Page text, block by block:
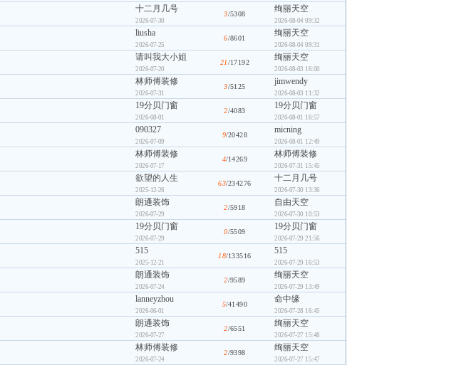
十二月几号
2026-07-30
3/5308 绚丽天空
2026-08-04 09:32
liusha
2026-07-25
6/8601 绚丽天空
2026-08-04 09:31
请叫我大小姐
2026-07-20
21/17192 绚丽天空
2026-08-03 16:00
林师傅装修
2026-07-31
3/5125 jimwendy
2026-08-03 11:32
19分贝门窗
2026-08-01
2/4083 19分贝门窗
2026-08-01 16:57
090327
2026-07-09
9/20428 micning
2026-08-01 12:49
林师傅装修
2026-07-17
4/14269 林师傅装修
2026-07-31 15:45
欲望的人生
2025-12-26
63/234276 十二月几号
2026-07-30 13:36
朗通装饰
2026-07-29
2/5918 自由天空
2026-07-30 10:53
19分贝门窗
2026-07-29
0/5509 19分贝门窗
2026-07-29 21:56
515
2025-12-21
18/133516 515
2026-07-29 16:53
朗通装饰
2026-07-24
2/9589 绚丽天空
2026-07-29 13:49
lanneyzhou
2026-06-01
5/41490 命中缘
2026-07-28 16:45
朗通装饰
2026-07-27
2/6551 绚丽天空
2026-07-27 15:48
林师傅装修
2026-07-24
2/9398 绚丽天空
2026-07-27 15:47